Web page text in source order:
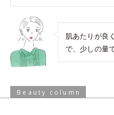
肌あたりが良
で、少しの量
Beauty column